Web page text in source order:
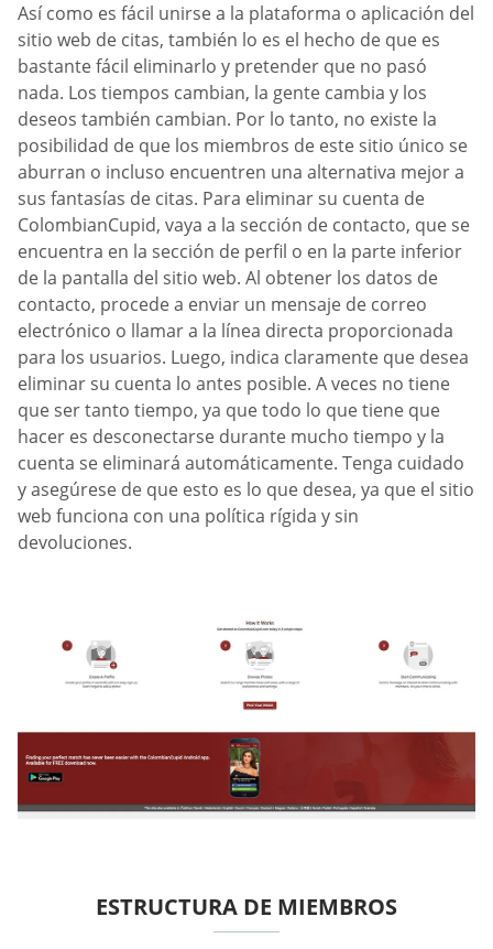
Así como es fácil unirse a la plataforma o aplicación del
sitio web de citas, también lo es el hecho de que es
bastante fácil eliminarlo y pretender que no pasó
nada. Los tiempos cambian, la gente cambia y los
deseos también cambian. Por lo tanto, no existe la
posibilidad de que los miembros de este sitio único se
aburran o incluso encuentren una alternativa mejor a
sus fantasías de citas. Para eliminar su cuenta de
ColombianCupid, vaya a la sección de contacto, que se
encuentra en la sección de perfil o en la parte inferior
de la pantalla del sitio web. Al obtener los datos de
contacto, procede a enviar un mensaje de correo
electrónico o llamar a la línea directa proporcionada
para los usuarios. Luego, indica claramente que desea
eliminar su cuenta lo antes posible. A veces no tiene
que ser tanto tiempo, ya que todo lo que tiene que
hacer es desconectarse durante mucho tiempo y la
cuenta se eliminará automáticamente. Tenga cuidado
y asegúrese de que esto es lo que desea, ya que el sitio
web funciona con una política rígida y sin
devoluciones.
ESTRUCTURA DE MIEMBROS